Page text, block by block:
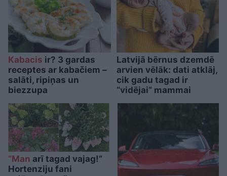
Kabacis ir? 3 gardas
receptes ar kabačiem –
salāti, ripiņas un
biezzupa
Latvijā bērnus dzemdē
arvien vēlāk: dati atklāj,
cik gadu tagad ir
“vidējai” mammai
“Man arī tagad vajag!”
Hortenziju fani